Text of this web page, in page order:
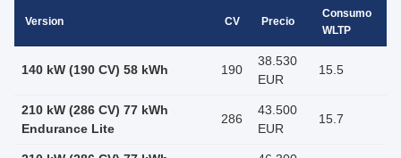
Version CV Precio
Consumo
WLTP
140 kW (190 CV) 58 kWh 190
38.530
EUR
15.5
210 kW (286 CV) 77 kWh
Endurance Lite
286
43.500
EUR
15.7